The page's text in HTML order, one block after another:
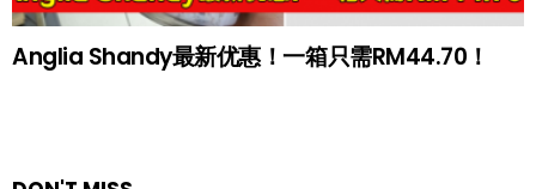
Anglia Shandy最新优惠！一箱只需RM44.70！